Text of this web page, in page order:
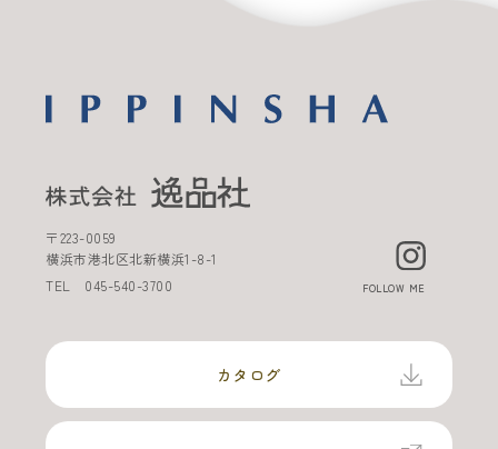
〒223-0059
横浜市港北区北新横浜1-8-1
TEL 045-540-3700 FOLLOW ME
カタログ